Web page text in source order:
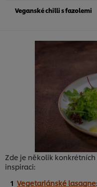
Veganské chilli s fazolemi
Zde je několik
inspiraci:
Vegetariánské lasagne